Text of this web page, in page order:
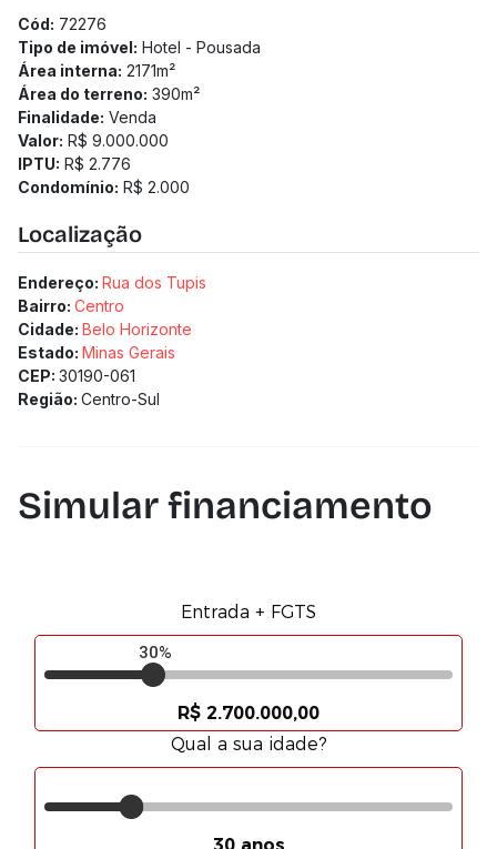
Cód: 72276
Tipo de imóvel: Hotel - Pousada
Área interna: 2171m²
Área do terreno: 390m²
Finalidade: Venda
Valor: R$ 9.000.000
IPTU: R$ 2.776
Condomínio: R$ 2.000
Localização
Endereço: Rua dos Tupis
Bairro: Centro
Cidade: Belo Horizonte
Estado: Minas Gerais
CEP: 30190-061
Região: Centro-Sul
Simular financiamento